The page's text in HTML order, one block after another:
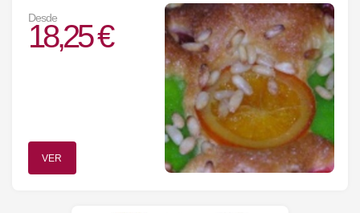
Desde
18,25 €
VER